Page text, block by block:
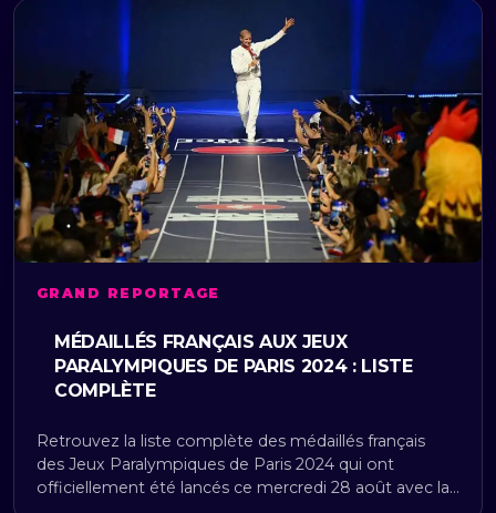
GRAND REPORTAGE
MÉDAILLÉS FRANÇAIS AUX JEUX
PARALYMPIQUES DE PARIS 2024 : LISTE
COMPLÈTE
Retrouvez la liste complète des médaillés français
des Jeux Paralympiques de Paris 2024 qui ont
officiellement été lancés ce mercredi 28 août avec la…